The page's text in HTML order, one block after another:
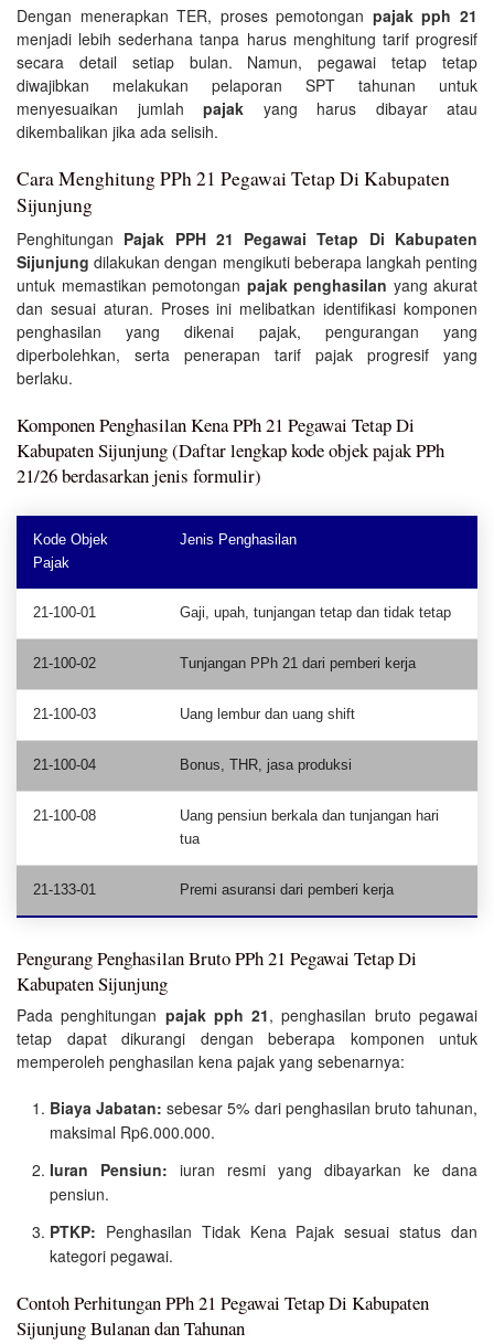
Dengan menerapkan TER, proses pemotongan pajak pph 21
menjadi lebih sederhana tanpa harus menghitung tarif progresif
secara detail setiap bulan. Namun, pegawai tetap tetap
diwajibkan melakukan pelaporan SPT tahunan untuk
menyesuaikan jumlah pajak yang harus dibayar atau
dikembalikan jika ada selisih.
Cara Menghitung PPh 21 Pegawai Tetap Di Kabupaten
Sijunjung
Penghitungan Pajak PPH 21 Pegawai Tetap Di Kabupaten
Sijunjung dilakukan dengan mengikuti beberapa langkah penting
untuk memastikan pemotongan pajak penghasilan yang akurat
dan sesuai aturan. Proses ini melibatkan identifikasi komponen
penghasilan yang dikenai pajak, pengurangan yang
diperbolehkan, serta penerapan tarif pajak progresif yang
berlaku.
Komponen Penghasilan Kena PPh 21 Pegawai Tetap Di
Kabupaten Sijunjung (Daftar lengkap kode objek pajak PPh
21/26 berdasarkan jenis formulir)
Kode Objek
Pajak
Jenis Penghasilan
21-100-01 Gaji, upah, tunjangan tetap dan tidak tetap
21-100-02 Tunjangan PPh 21 dari pemberi kerja
21-100-03 Uang lembur dan uang shift
21-100-04 Bonus, THR, jasa produksi
21-100-08
Uang pensiun berkala dan tunjangan hari
tua
21-133-01 Premi asuransi dari pemberi kerja
Pengurang Penghasilan Bruto PPh 21 Pegawai Tetap Di
Kabupaten Sijunjung
Pada penghitungan pajak pph 21, penghasilan bruto pegawai
tetap dapat dikurangi dengan beberapa komponen untuk
memperoleh penghasilan kena pajak yang sebenarnya:
Biaya Jabatan: sebesar 5% dari penghasilan bruto tahunan,
maksimal Rp6.000.000.
Iuran Pensiun: iuran resmi yang dibayarkan ke dana
pensiun.
PTKP: Penghasilan Tidak Kena Pajak sesuai status dan
kategori pegawai.
Contoh Perhitungan PPh 21 Pegawai Tetap Di Kabupaten
Sijunjung Bulanan dan Tahunan